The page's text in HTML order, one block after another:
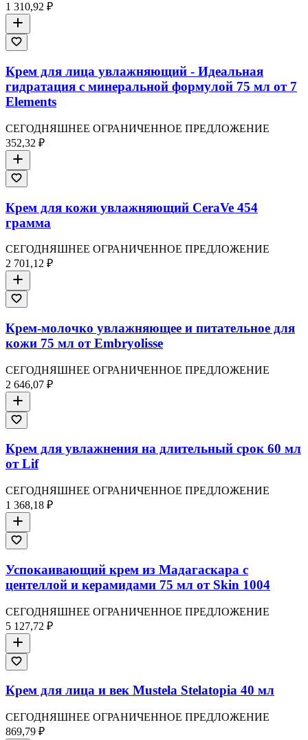
1 310,92 ₽
Крем для лица увлажняющий - Идеальная
гидратация с минеральной формулой 75 мл от 7
Elements
СЕГОДНЯШНЕЕ ОГРАНИЧЕННОЕ ПРЕДЛОЖЕНИЕ
352,32 ₽
Крем для кожи увлажняющий CeraVe 454
грамма
СЕГОДНЯШНЕЕ ОГРАНИЧЕННОЕ ПРЕДЛОЖЕНИЕ
2 701,12 ₽
Крем-молочко увлажняющее и питательное для
кожи 75 мл от Embryolisse
СЕГОДНЯШНЕЕ ОГРАНИЧЕННОЕ ПРЕДЛОЖЕНИЕ
2 646,07 ₽
Крем для увлажнения на длительный срок 60 мл
от Lif
СЕГОДНЯШНЕЕ ОГРАНИЧЕННОЕ ПРЕДЛОЖЕНИЕ
1 368,18 ₽
Успокаивающий крем из Мадагаскара с
центеллой и керамидами 75 мл от Skin 1004
СЕГОДНЯШНЕЕ ОГРАНИЧЕННОЕ ПРЕДЛОЖЕНИЕ
5 127,72 ₽
Крем для лица и век Mustela Stelatopia 40 мл
СЕГОДНЯШНЕЕ ОГРАНИЧЕННОЕ ПРЕДЛОЖЕНИЕ
869,79 ₽